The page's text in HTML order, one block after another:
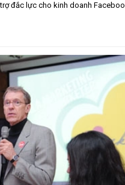
đắc lực cho kinh doanh